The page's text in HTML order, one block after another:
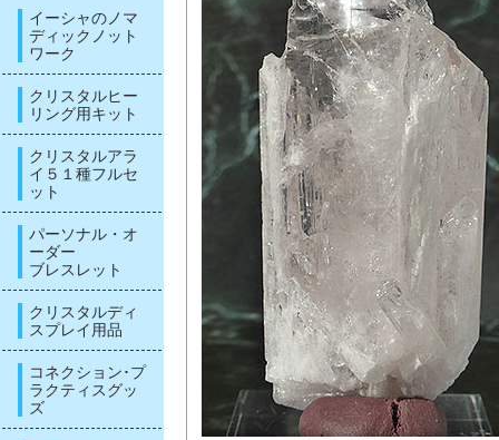
イーシャのノマ
ディックノット
ワーク
クリスタルヒー
リング用キット
クリスタルアラ
イ５１種フルセ
ット
パーソナル・オ
ーダー
ブレスレット
クリスタルディ
スプレイ用品
コネクション･プ
ラクティスグッ
ズ